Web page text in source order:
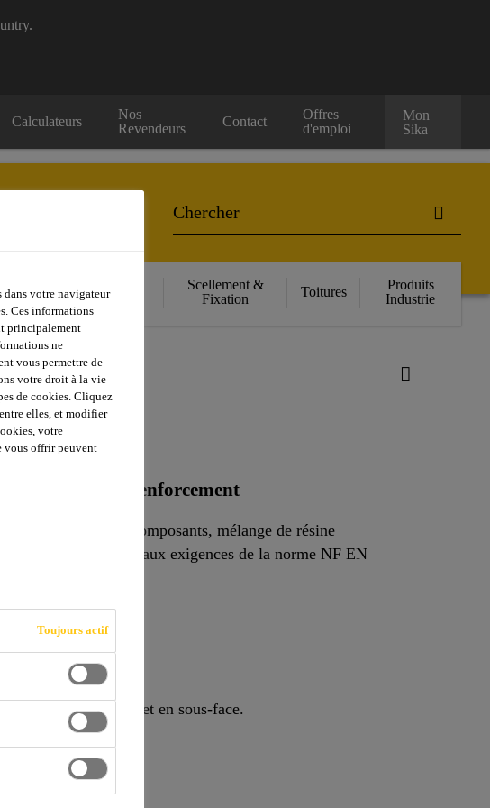
Calculateurs
Nos
Revendeurs
Contact
Offres
d'emploi
Mon
Sika
Structurel
Scellement &
Fixation
Toitures
Produits
Industrie
pour tissu de renforcement
thixotrope, à 2 composants, mélange de résine
manuelle.
surfaces verticales et en sous-face.
dans votre navigateur
Ces informations
principalement
ne
vous permettre de
votre droit à la vie
de cookies. Cliquez
elles, et modifier
votre
vous offrir peuvent
Toujours actif